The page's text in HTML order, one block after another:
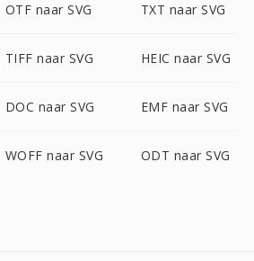
OTF naar SVG TXT naar SVG
TIFF naar SVG HEIC naar SVG
DOC naar SVG EMF naar SVG
WOFF naar SVG ODT naar SVG